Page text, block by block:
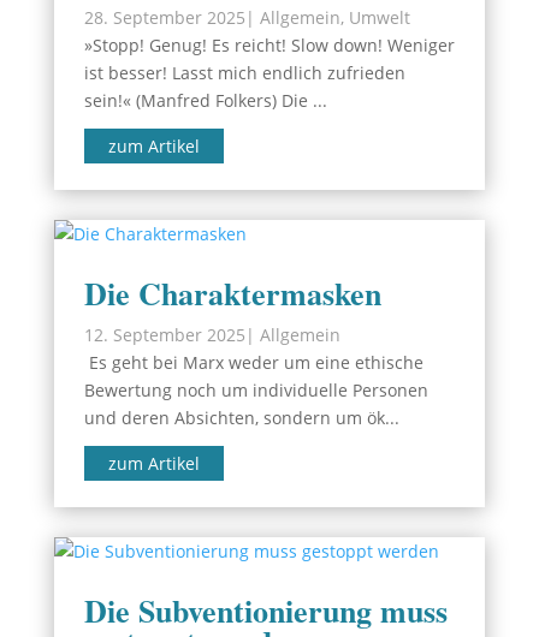
28. September 2025 | Allgemein, Umwelt
»Stopp! Genug! Es reicht! Slow down! Weniger
ist besser! Lasst mich endlich zufrieden
sein!« (Manfred Folkers) Die ...
zum Artikel
Die Charaktermasken
12. September 2025 | Allgemein
Es geht bei Marx weder um eine ethische
Bewertung noch um individuelle Personen
und deren Absichten, sondern um ök...
zum Artikel
Die Subventionierung muss